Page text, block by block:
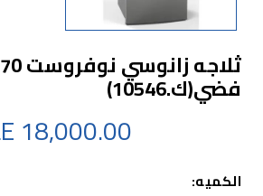
فضي(ك.10546)
18,000.00 LE
الكميه: